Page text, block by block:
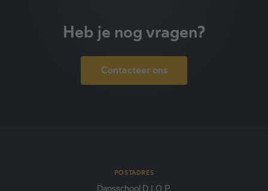
Heb je nog vragen?
Contacteer ons
POSTADRES
Dansschool D.I.O.P.